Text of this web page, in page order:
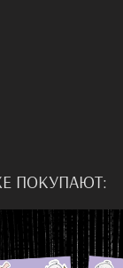
ПОКУПАЮТ: